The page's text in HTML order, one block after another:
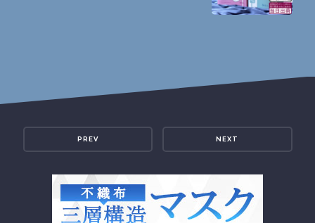
PREV NEXT